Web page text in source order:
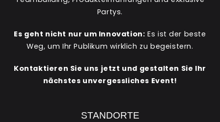
Partys.
Es geht nicht nur um Innovation: Es ist der beste
Weg, um Ihr Publikum wirklich zu begeistern.
Kontaktieren Sie uns jetzt und gestalten Sie Ihr
nächstes unvergessliches Event!
STANDORTE